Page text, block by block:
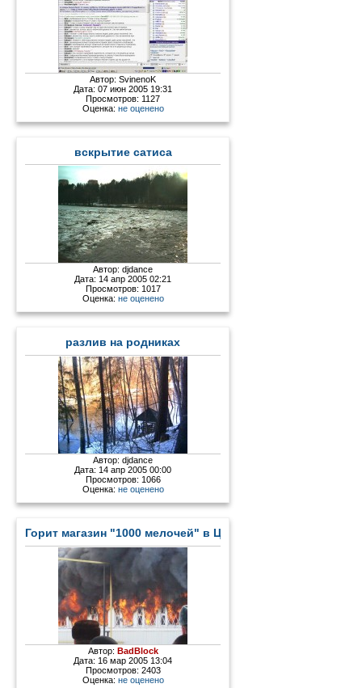
Автор:SvinenoK
Дата: 07 июн 2005 19:31
Просмотров: 1127
Оценка: не оценено
вскрытие сатиса
Автор:djdance
Дата: 14 апр 2005 02:21
Просмотров: 1017
Оценка: не оценено
разлив на родниках
Автор:djdance
Дата: 14 апр 2005 00:00
Просмотров: 1066
Оценка: не оценено
Горит магазин "1000 мелочей" в Цыгановке - 2
Автор: BadBlock
Дата: 16 мар 2005 13:04
Просмотров: 2403
Оценка: не оценено